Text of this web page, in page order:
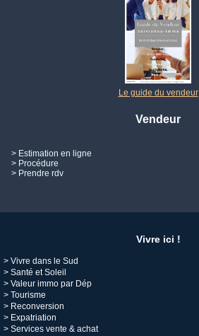
Le guide du vendeur
Vendeur
> Estimation en ligne
> Procédure
> Prendre rdv
Vivre ici !
> Vivre dans le Sud
> Santé et Soleil
> Valeur immo par Dép
> Tourisme
> Reconversion
> Expatriation
> Services vente & achat